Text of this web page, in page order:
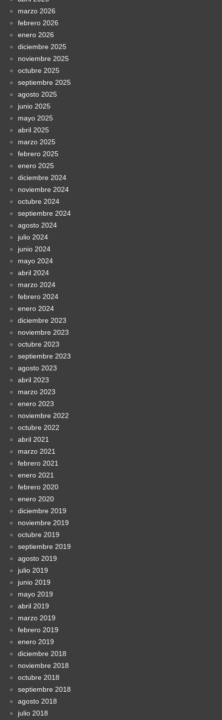
marzo 2026
febrero 2026
enero 2026
diciembre 2025
noviembre 2025
octubre 2025
septiembre 2025
agosto 2025
junio 2025
mayo 2025
abril 2025
marzo 2025
febrero 2025
enero 2025
diciembre 2024
noviembre 2024
octubre 2024
septiembre 2024
agosto 2024
julio 2024
junio 2024
mayo 2024
abril 2024
marzo 2024
febrero 2024
enero 2024
diciembre 2023
noviembre 2023
octubre 2023
septiembre 2023
agosto 2023
abril 2023
marzo 2023
enero 2023
noviembre 2022
octubre 2022
abril 2021
marzo 2021
febrero 2021
enero 2021
febrero 2020
enero 2020
diciembre 2019
noviembre 2019
octubre 2019
septiembre 2019
agosto 2019
julio 2019
junio 2019
mayo 2019
abril 2019
marzo 2019
febrero 2019
enero 2019
diciembre 2018
noviembre 2018
octubre 2018
septiembre 2018
agosto 2018
julio 2018